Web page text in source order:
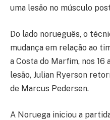
uma lesão no músculo
Do lado norueguês, o
mudança em relação ao
a Costa do Marfim, nos 16
lesão, Julian Ryerson
de Marcus Pedersen.
A Noruega iniciou a